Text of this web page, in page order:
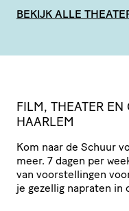
BEKIJK ALLE
FILM, THEATER EN
HAARLEM
Kom naar de Schuur
meer. 7 dagen per
van voor­stel­lingen
je gezellig napraten in